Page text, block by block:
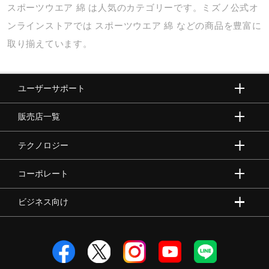
健康／エクササイズ
メディカル
コラボ／ライセンス
セール
スポーツウエア 綿 は人気のカテゴリーです。ミズノ公式オ
ンラインストアでは スポーツウエア 綿 などの商品を豊富に
取り揃えています。
ユーザーサポート
販売店一覧
テクノロジー
コーポレート
ビジネス向け